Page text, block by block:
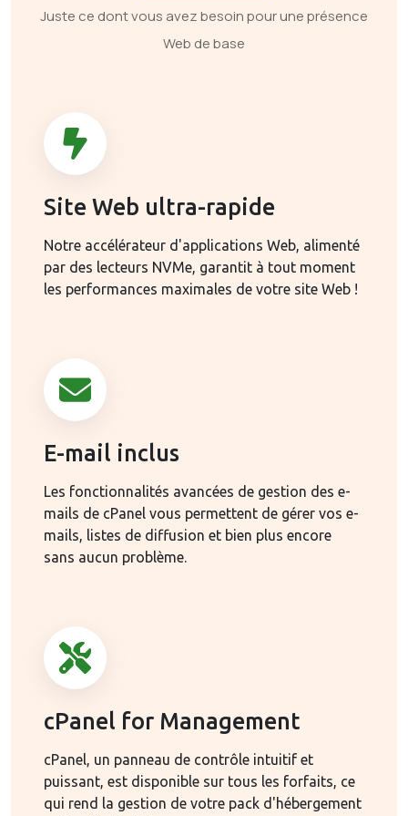
Juste ce dont vous avez besoin pour une présence
Web de base
Site Web ultra-rapide
Notre accélérateur d'applications Web, alimenté
par des lecteurs NVMe, garantit à tout moment
les performances maximales de votre site Web !
E-mail inclus
Les fonctionnalités avancées de gestion des e-
mails de cPanel vous permettent de gérer vos e-
mails, listes de diffusion et bien plus encore
sans aucun problème.
cPanel for Management
cPanel, un panneau de contrôle intuitif et
puissant, est disponible sur tous les forfaits, ce
qui rend la gestion de votre pack d'hébergement